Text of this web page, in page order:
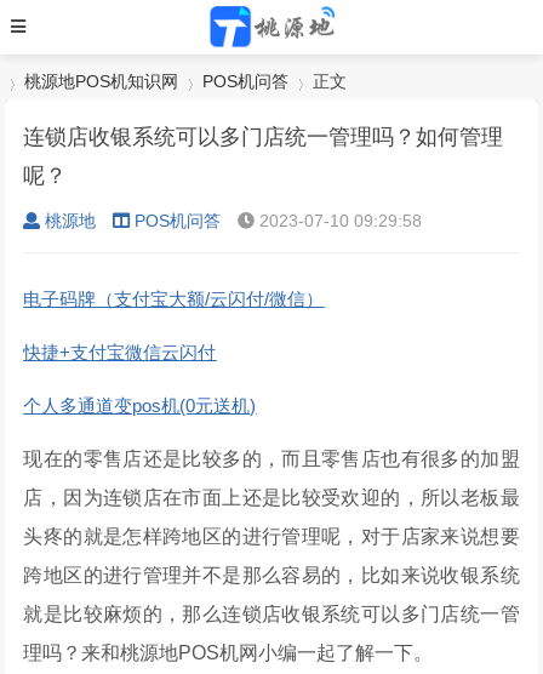
桃源地POS机知识网 POS机问答 正文
连锁店收银系统可以多门店统一管理吗？如何管理
呢？
桃源地 POS机问答 2023-07-10 09:29:58
电子码牌（支付宝大额/云闪付/微信）
快捷+支付宝微信云闪付
个人多通道变pos机(0元送机)
现在的零售店还是比较多的，而且零售店也有很多的加盟
店，因为连锁店在市面上还是比较受欢迎的，所以老板最
头疼的就是怎样跨地区的进行管理呢，对于店家来说想要
跨地区的进行管理并不是那么容易的，比如来说收银系统
就是比较麻烦的，那么连锁店收银系统可以多门店统一管
理吗？来和桃源地POS机网小编一起了解一下。